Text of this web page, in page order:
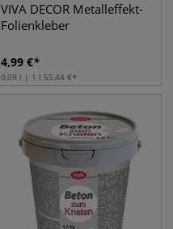
VIVA DECOR Metalleffekt-
Folienkleber
4,99 €
0,09 l | 1 l 55,44 €